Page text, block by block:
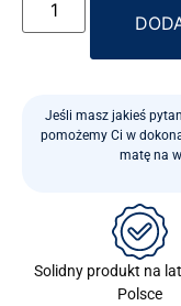
Jeśli masz jakieś
pomożemy Ci w
matę na
Solidny produkt na
Polsce